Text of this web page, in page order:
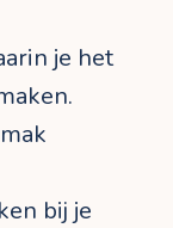
je het
bij je